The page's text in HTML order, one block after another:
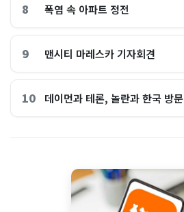
8 폭염 속 아파트 정전
9 맨시티 마레스카 기자회견
10 데이먼과 테론, 놀란과 한국 방문